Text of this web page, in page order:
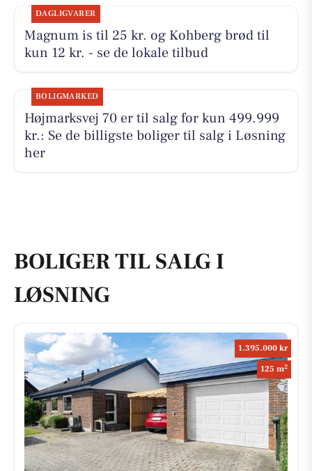
DAGLIGVARER
Magnum is til 25 kr. og Kohberg brød til
kun 12 kr. - se de lokale tilbud
BOLIGMARKED
Højmarksvej 70 er til salg for kun 499.999
kr.: Se de billigste boliger til salg i Løsning
her
BOLIGER TIL SALG I
LØSNING
1.395.000 kr
125 m2